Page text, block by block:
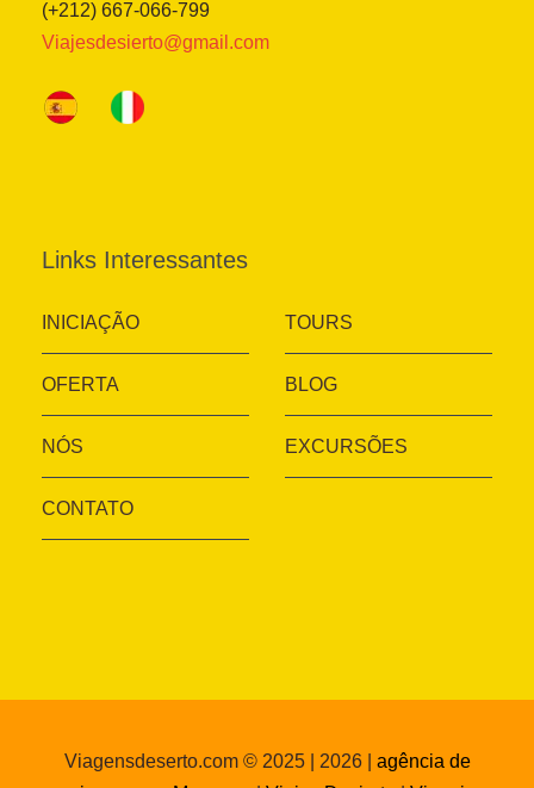
(+212) 667-066-799
Viajesdesierto@gmail.com
Links Interessantes
INICIAÇÃO TOURS
OFERTA BLOG
NÓS EXCURSÕES
CONTATO
Viagensdeserto.com © 2025 | 2026 | agência de